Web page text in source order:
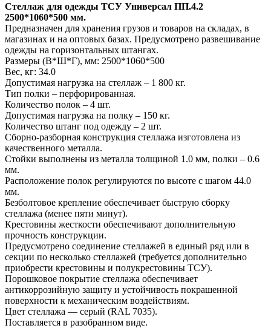
Стеллаж для одежды ТСУ Универсал ПП.4.2
2500*1060*500 мм.
Предназначен для хранения грузов и товаров на складах, в
магазинах и на оптовых базах. Предусмотрено развешивание
одежды на горизонтальных штангах.
Размеры (В*Ш*Г), мм: 2500*1060*500
Вес, кг: 34.0
Допустимая нагрузка на стеллаж – 1 800 кг.
Тип полки – перфорированная.
Количество полок – 4 шт.
Допустимая нагрузка на полку – 150 кг.
Количество штанг под одежду – 2 шт.
Сборно-разборная конструкция стеллажа изготовлена из
качественного металла.
Стойки выполнены из металла толщиной 1.0 мм, полки – 0.6
мм.
Расположение полок регулируются по высоте с шагом 44.0
мм.
Безболтовое крепление обеспечивает быструю сборку
стеллажа (менее пяти минут).
Крестовины жесткости обеспечивают дополнительную
прочность конструкции.
Предусмотрено соединение стеллажей в единый ряд или в
секции по несколько стеллажей (требуется дополнительно
приобрести крестовины и полукрестовины ТСУ).
Порошковое покрытие стеллажа обеспечивает
антикоррозийную защиту и устойчивость покрашенной
поверхности к механическим воздействиям.
Цвет стеллажа — серый (RAL 7035).
Поставляется в разобранном виде.